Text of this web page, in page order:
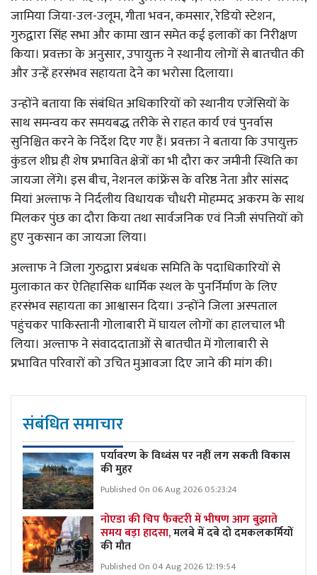
जामिया जिया-उल-उलूम, गीता भवन, कमसार, रेडियो स्टेशन,
गुरुद्वारा सिंह सभा और कामा खान समेत कई इलाकों का निरीक्षण
किया। प्रवक्ता के अनुसार, उपायुक्त ने स्थानीय लोगों से बातचीत की
और उन्हें हरसंभव सहायता देने का भरोसा दिलाया।
उन्होंने बताया कि संबंधित अधिकारियों को स्थानीय एजेंसियों के
साथ समन्वय कर समयबद्ध तरीके से राहत कार्य एवं पुनर्वास
सुनिश्चित करने के निर्देश दिए गए हैं। प्रवक्ता ने बताया कि उपायुक्त
कुंडल शीघ्र ही शेष प्रभावित क्षेत्रों का भी दौरा कर जमीनी स्थिति का
जायजा लेंगे। इस बीच, नेशनल कांफ्रेंस के वरिष्ठ नेता और सांसद
मियां अल्ताफ ने निर्दलीय विधायक चौधरी मोहम्मद अकरम के साथ
मिलकर पुंछ का दौरा किया तथा सार्वजनिक एवं निजी संपत्तियों को
हुए नुकसान का जायजा लिया।
अल्ताफ ने जिला गुरुद्वारा प्रबंधक समिति के पदाधिकारियों से
मुलाकात कर ऐतिहासिक धार्मिक स्थल के पुनर्निर्माण के लिए
हरसंभव सहायता का आश्वासन दिया। उन्होंने जिला अस्पताल
पहुंचकर पाकिस्तानी गोलाबारी में घायल लोगों का हालचाल भी
लिया। अल्ताफ ने संवाददाताओं से बातचीत में गोलाबारी से
प्रभावित परिवारों को उचित मुआवजा दिए जाने की मांग की।
संबंधित समाचार
पर्यावरण के विध्वंस पर नहीं लग सकती विकास
की मुहर
Published On 06 Aug 2026 05:23:24
नोएडा की चिप फैक्टरी में भीषण आग बुझाते
समय बड़ा हादसा,मलबे में दबे दो दमकलकर्मियों
की मौत
Published On 04 Aug 2026 12:19:54